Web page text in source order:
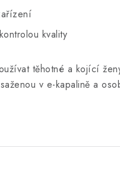
kvality
těhotné a kojící
v e-kapalině a